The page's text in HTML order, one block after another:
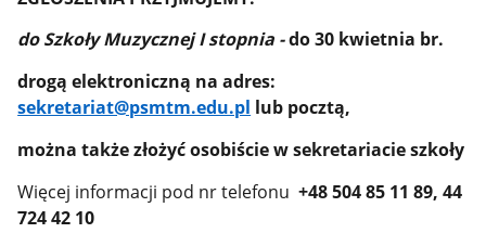
do Szkoły Muzycznej I stopnia -do 30 kwietnia br.
drogą elektroniczną na adres:
sekretariat@psmtm.edu.pl lub pocztą,
można także złożyć osobiście w sekretariacie szkoły
Więcej informacji pod nr telefonu +48 504 85 11 89, 44
724 42 10